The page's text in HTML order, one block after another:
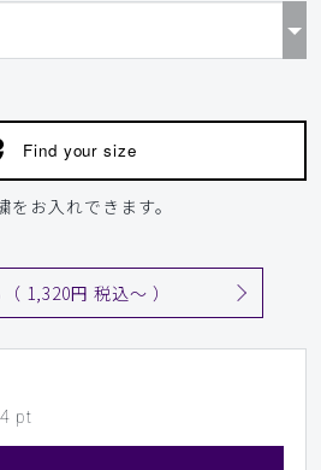
Find your size
お入れできます。
1,320円 税込〜 ）
pt